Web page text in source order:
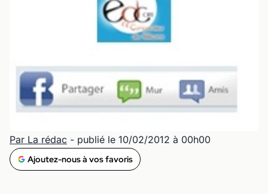
Par La rédac - publié le 10/02/2012 à 00h00
Ajoutez-nous à vos favoris